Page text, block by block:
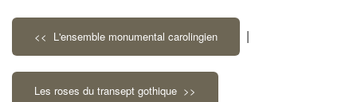
<< L'ensemble monumental carolingien |
Les roses du transept gothique >>